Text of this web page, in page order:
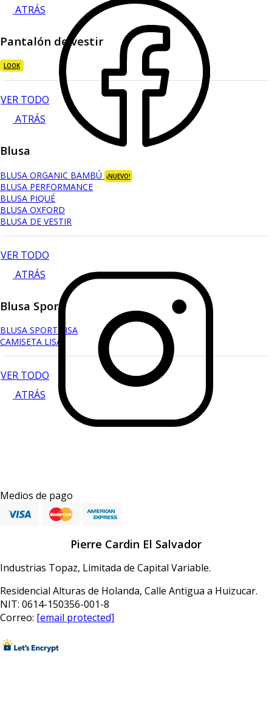
ATRÁS
Pantalón de vestir
LOOK
VER TODO
ATRÁS
Blusa
BLUSA ORGANIC BAMBÚ ¡NUEVO!
BLUSA PERFORMANCE
BLUSA PIQUÉ
BLUSA OXFORD
BLUSA DE VESTIR
VER TODO
ATRÁS
Blusa Sport
BLUSA SPORT LISA
CAMISETA LISA
VER TODO
ATRÁS
Medios de pago
Pierre Cardin El Salvador
Industrias Topaz, Limitada de Capital Variable.
Residencial Alturas de Holanda, Calle Antigua a Huizucar.
NIT: 0614-150356-001-8
Correo: [email protected]